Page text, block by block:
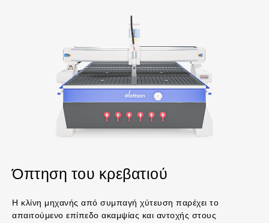
Όπτηση του κρεβατιού
Η κλίνη μηχανής από συμπαγή χύτευση παρέχει το
απαιτούμενο επίπεδο ακαμψίας και αντοχής στους